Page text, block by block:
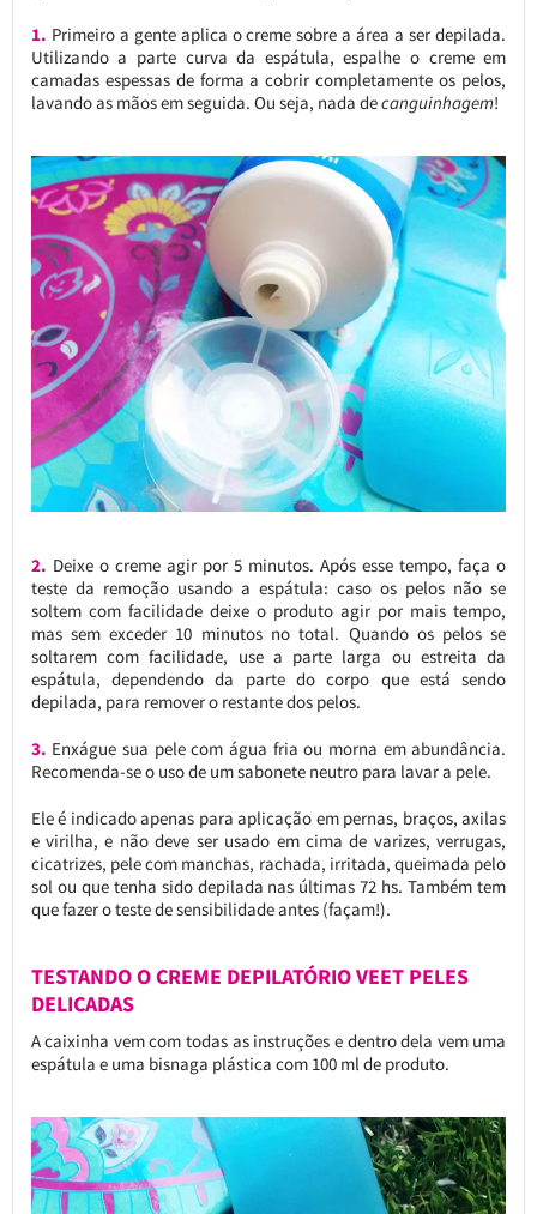
1. Primeiro a gente aplica o creme sobre a área a ser depilada.
Utilizando a parte curva da espátula, espalhe o creme em
camadas espessas de forma a cobrir completamente os pelos,
lavando as mãos em seguida. Ou seja, nada decanguinhagem!
2. Deixe o creme agir por 5 minutos. Após esse tempo, faça o
teste da remoção usando a espátula: caso os pelos não se
soltem com facilidade deixe o produto agir por mais tempo,
mas sem exceder 10 minutos no total. Quando os pelos se
soltarem com facilidade, use a parte larga ou estreita da
espátula, dependendo da parte do corpo que está sendo
depilada, para remover o restante dos pelos.
3. Enxágue sua pele com água fria ou morna em abundância.
Recomenda-se o uso de um sabonete neutro para lavar a pele.
Ele é indicado apenas para aplicação em pernas, braços, axilas
e virilha, e não deve ser usado em cima de varizes, verrugas,
cicatrizes, pele com manchas, rachada, irritada, queimada pelo
sol ou que tenha sido depilada nas últimas 72 hs. Também tem
que fazer o teste de sensibilidade antes (façam!).
TESTANDO O CREME DEPILATÓRIO VEET PELES
DELICADAS
A caixinha vem com todas as instruções e dentro dela vem uma
espátula e uma bisnaga plástica com 100 ml de produto.